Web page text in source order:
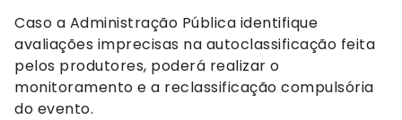
Caso a Administração Pública identifique
avaliações imprecisas na autoclassificação feita
pelos produtores, poderá realizar o
monitoramento e a reclassificação compulsória
do evento.